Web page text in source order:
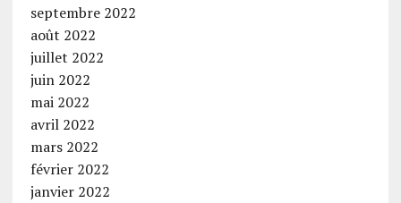
septembre 2022
août 2022
juillet 2022
juin 2022
mai 2022
avril 2022
mars 2022
février 2022
janvier 2022